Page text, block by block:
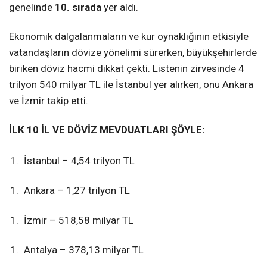
genelinde 10. sırada yer aldı.
Ekonomik dalgalanmaların ve kur oynaklığının etkisiyle
vatandaşların dövize yönelimi sürerken, büyükşehirlerde
biriken döviz hacmi dikkat çekti. Listenin zirvesinde 4
trilyon 540 milyar TL ile İstanbul yer alırken, onu Ankara
ve İzmir takip etti.
İLK 10 İL VE DÖVİZ MEVDUATLARI ŞÖYLE:
İstanbul – 4,54 trilyon TL
Ankara – 1,27 trilyon TL
İzmir – 518,58 milyar TL
Antalya – 378,13 milyar TL